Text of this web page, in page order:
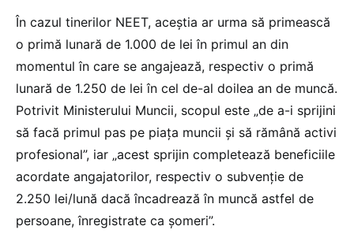
În cazul tinerilor NEET, aceștia ar urma să primească
o primă lunară de 1.000 de lei în primul an din
momentul în care se angajează, respectiv o primă
lunară de 1.250 de lei în cel de-al doilea an de muncă.
Potrivit Ministerului Muncii, scopul este „de a-i sprijini
să facă primul pas pe piața muncii și să rămână activi
profesional”, iar „acest sprijin completează beneficiile
acordate angajatorilor, respectiv o subvenție de
2.250 lei/lună dacă încadrează în muncă astfel de
persoane, înregistrate ca șomeri”.